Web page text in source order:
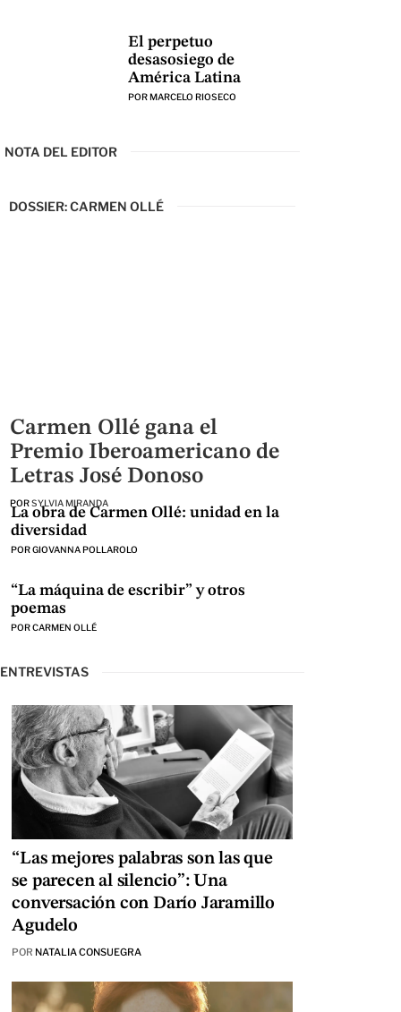
NOTA DEL EDITOR
El perpetuo
desasosiego de
América Latina
POR MARCELO RIOSECO
DOSSIER: CARMEN OLLÉ
Carmen Ollé gana el
Premio Iberoamericano de
Letras José Donoso
PORSYLVIA MIRANDA
La obra de Carmen Ollé: unidad en la
diversidad
PORGIOVANNA POLLAROLO
“La máquina de escribir” y otros
poemas
PORCARMEN OLLÉ
ENTREVISTAS
“Las mejores palabras son las que
se parecen al silencio”: Una
conversación con Darío Jaramillo
Agudelo
POR NATALIA CONSUEGRA